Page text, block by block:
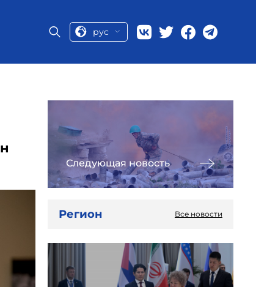
рус
Следующая новость
Регион Все новости